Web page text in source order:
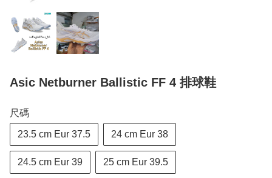
Asic Netburner Ballistic FF 4 排球鞋
尺碼
23.5 cm Eur 37.5 24 cm Eur 38
24.5 cm Eur 39 25 cm Eur 39.5